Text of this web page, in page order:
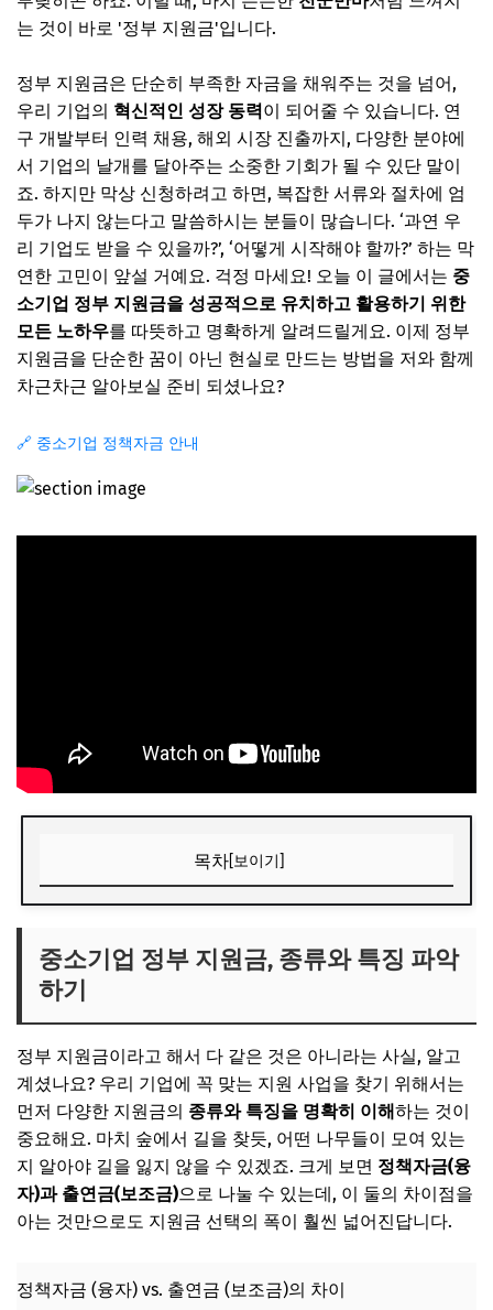
는 것이 바로 '정부 지원금'입니다.
정부 지원금은 단순히 부족한 자금을 채워주는 것을 넘어,
우리 기업의 혁신적인 성장 동력이 되어줄 수 있습니다. 연
구 개발부터 인력 채용, 해외 시장 진출까지, 다양한 분야에
서 기업의 날개를 달아주는 소중한 기회가 될 수 있단 말이
죠. 하지만 막상 신청하려고 하면, 복잡한 서류와 절차에 엄
두가 나지 않는다고 말씀하시는 분들이 많습니다. ‘과연 우
리 기업도 받을 수 있을까?’, ‘어떻게 시작해야 할까?’ 하는 막
연한 고민이 앞설 거예요. 걱정 마세요! 오늘 이 글에서는 중
소기업 정부 지원금을 성공적으로 유치하고 활용하기 위한
모든 노하우를 따뜻하고 명확하게 알려드릴게요. 이제 정부
지원금을 단순한 꿈이 아닌 현실로 만드는 방법을 저와 함께
차근차근 알아보실 준비 되셨나요?
🔗 중소기업 정책자금 안내
목차[보이기]
정책자금 (융자) vs. 출연금 (보조금)의 차이
기술 개발의 엔진, R&D 지원금
인력난 해소와 성장, 고용/인력 지원금
세계로 뻗어나가는 길, 수출/마케팅 지원금
지역 경제 활성화, 지역별 특화 지원 사업
📌 지금 뜨는 꿀정보! 놓치지 마세요
추가할인 코드 WRVE6
성공적인 지원금 신청을 위한 첫걸음
공고문 완벽 분석 노하우: 숨은 그림 찾기
중소기업 정부 지원금, 종류와 특징 파악
하기
정부 지원금이라고 해서 다 같은 것은 아니라는 사실, 알고
계셨나요? 우리 기업에 꼭 맞는 지원 사업을 찾기 위해서는
먼저 다양한 지원금의 종류와 특징을 명확히 이해하는 것이
중요해요. 마치 숲에서 길을 찾듯, 어떤 나무들이 모여 있는
지 알아야 길을 잃지 않을 수 있겠죠. 크게 보면 정책자금(융
자)과 출연금(보조금)으로 나눌 수 있는데, 이 둘의 차이점을
아는 것만으로도 지원금 선택의 폭이 훨씬 넓어진답니다.
정책자금 (융자) vs. 출연금 (보조금)의 차이